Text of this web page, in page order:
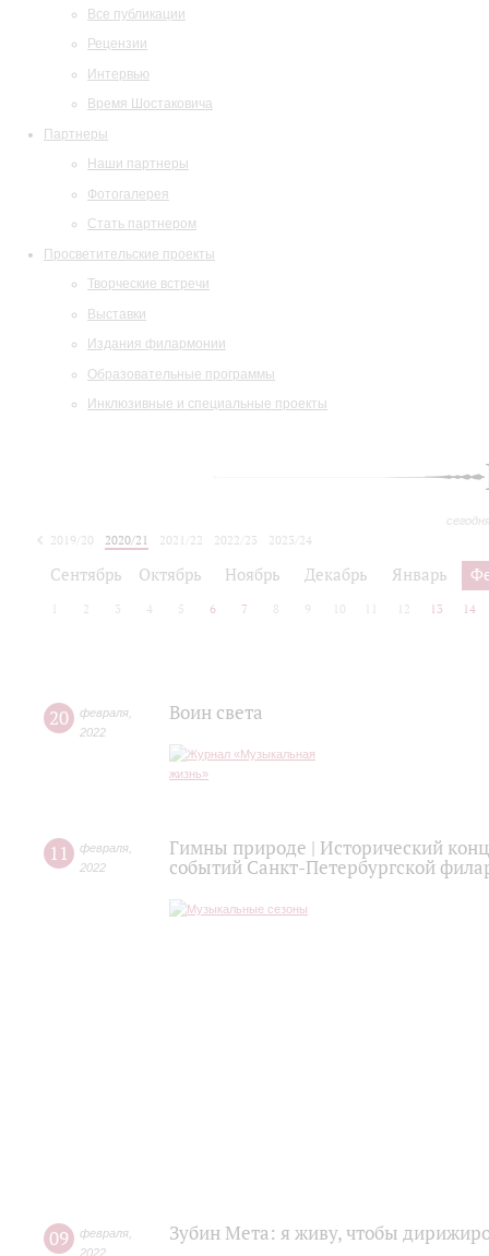
Все публикации
Рецензии
Интервью
Время Шостаковича
Партнеры
Наши партнеры
Фотогалерея
Стать партнером
Просветительские проекты
Творческие встречи
Выставки
Издания филармонии
Образовательные программы
Инклюзивные и специальные проекты
2019/20 2020/21 2021/22 2022/23
2023/24
Сентябрь Октябрь Ноябрь Декабрь Январь
2 3 4 5 6 7 8 9 10 12 13 14
20 февраля
2022
Воин света
11 февраля
2022
Гимны природе | Исторический
событий Санкт-Петербургской
09 февраля
2022
Зубин Мета: я живу, чтобы